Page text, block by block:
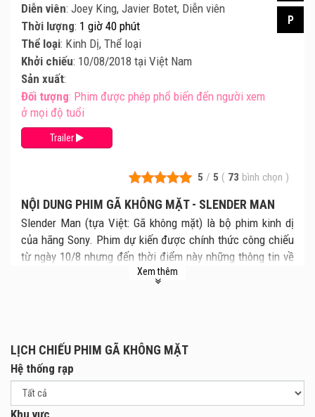
5 / 5 ( 73 bình chọn )
NỘI DUNG PHIM GÃ KHÔNG MẶT - SLENDER MAN
Slender Man (tựa Việt: Gã không mặt) là bộ phim kinh dị
của hãng Sony. Phim dự kiến được chính thức công chiếu
từ ngày 10/8 nhưng đến thời điểm này những thông tin về
bộ phim khá nhỏ giọt vì gặp vấn đề với nhà phát hành.
lịch lãm nhưng gương mặt chỉ là một đống thịt bằng
phẳng, không hề có mắt mũi miện như những người bình
thường khác.
Gã không mặt tồn tại như một loại virut, nó âm thầm len lỏi
Xem thêm
Diễn viên: Joey King, Javier Botet, Diễn viên
Thời lượng: 1 giờ 40 phút
Thể loại: Kinh Dị, Thể loại
Khởi chiếu: 10/08/2018 tại Việt Nam
Sản xuất:
Đối tượng: Phim được phép phổ biến đến người xem
ở mọi độ tuổi
Trailer
P
LỊCH CHIẾU PHIM GÃ KHÔNG MẶT
Hệ thống rạp